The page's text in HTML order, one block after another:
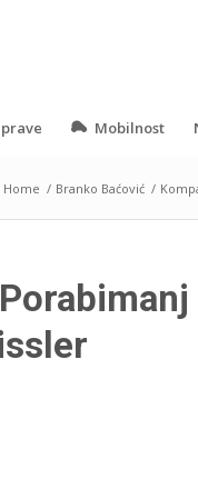
Mobilnost
Home / Branko Baćović /